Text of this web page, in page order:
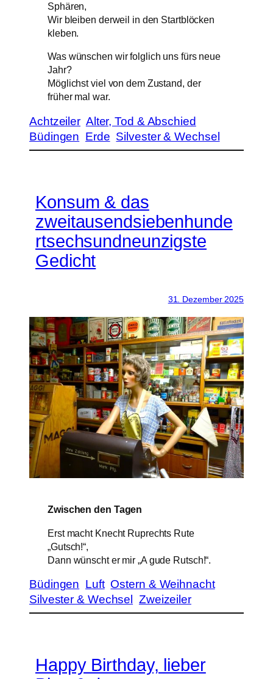
Sphären,
Wir bleiben derweil in den Startblöcken
kleben.
Was wünschen wir folglich uns fürs neue
Jahr?
Möglichst viel von dem Zustand, der
früher mal war.
Achtzeiler Alter, Tod & Abschied
Büdingen Erde Silvester & Wechsel
Konsum & das
zweitausendsiebenhunde
rtsechsundneunzigste
Gedicht
31. Dezember 2025
Zwischen den Tagen
Erst macht Knecht Ruprechts Rute
„Gutsch!“,
Dann wünscht er mir „A gude Rutsch!“.
Büdingen Luft Ostern & Weihnacht
Silvester & Wechsel Zweizeiler
Happy Birthday, lieber